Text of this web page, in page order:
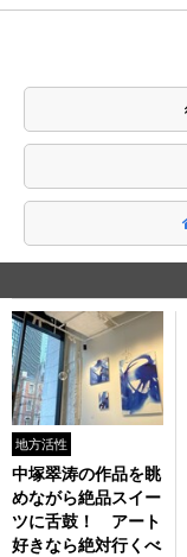
地方活性
中塚翠涛の作品を眺
めながら絶品スイー
ツに舌鼓！ アート
好きなら絶対行くべ